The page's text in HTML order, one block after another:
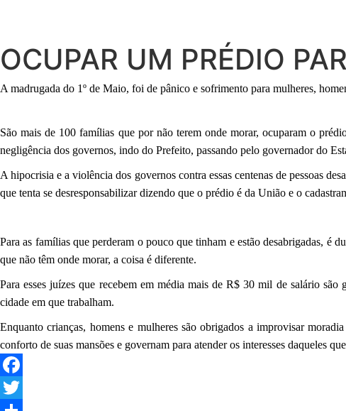
OCUPAR UM PRÉDIO
A madrugada do 1º de Maio, foi de pânico e sofrimento para mulheres,
São mais de 100 famílias que por não terem onde morar, ocuparam o
negligência dos governos, indo do Prefeito, passando pelo governador do
A hipocrisia e a violência dos governos contra essas centenas de pessoas
que tenta se desresponsabilizar dizendo que o prédio é da União e o
Para as famílias que perderam o pouco que tinham e estão desabrigadas, é
que não têm onde morar, a coisa é diferente.
Para esses juízes que recebem em média mais de R$ 30 mil de salário
cidade em que trabalham.
Enquanto crianças, homens e mulheres são obrigados a improvisar
conforto de suas mansões e governam para atender os interesses daqueles
Facebook